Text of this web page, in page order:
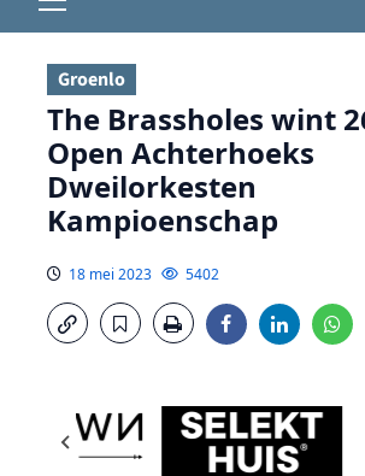
menu
Groenlo
The Brassholes wint
Open Achterhoeks
Dweilorkesten
Kampioenschap
18 mei 2023 5402